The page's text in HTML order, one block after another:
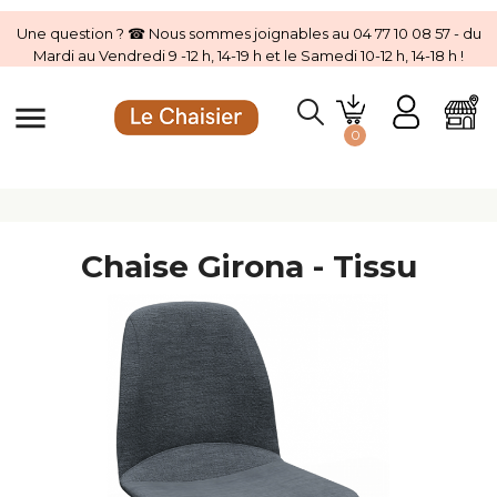
Une question ? ☎ Nous sommes joignables au 04 77 10 08 57 - du
Mardi au Vendredi 9 -12 h, 14-19 h et le Samedi 10-12 h, 14-18 h !
menu 0
Chaise Girona - Tissu